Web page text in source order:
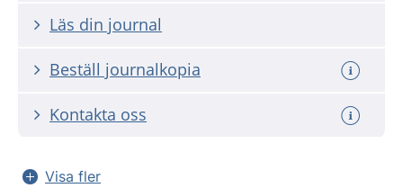
Läs din journal
Beställ journalkopia
Kontakta oss
Visa fler